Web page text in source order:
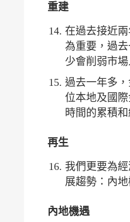
重建
在過去接近
為重要，過
少會削弱市
過去一年多
位本地及國
時間的累積
再生
我們更要為
展趨勢：內
內地機遇